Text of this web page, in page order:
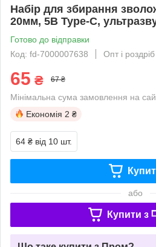
Набір для збирання
20мм, 5В Type-C,
Готово до відправки
Код: fd-7000007638
Опт і роздріб
65 ₴ 67 ₴
Мінімальна сума замовлення на
Економія 2 ₴
64 ₴ від 10 шт.
або
Купити з